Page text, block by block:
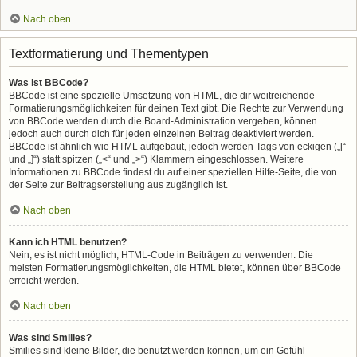
Nach oben
Textformatierung und Thementypen
Was ist BBCode?
BBCode ist eine spezielle Umsetzung von HTML, die dir weitreichende
Formatierungsmöglichkeiten für deinen Text gibt. Die Rechte zur Verwendung
von BBCode werden durch die Board-Administration vergeben, können
jedoch auch durch dich für jeden einzelnen Beitrag deaktiviert werden.
BBCode ist ähnlich wie HTML aufgebaut, jedoch werden Tags von eckigen („[“
und „]“) statt spitzen („<“ und „>“) Klammern eingeschlossen. Weitere
Informationen zu BBCode findest du auf einer speziellen Hilfe-Seite, die von
der Seite zur Beitragserstellung aus zugänglich ist.
Nach oben
Kann ich HTML benutzen?
Nein, es ist nicht möglich, HTML-Code in Beiträgen zu verwenden. Die
meisten Formatierungsmöglichkeiten, die HTML bietet, können über BBCode
erreicht werden.
Nach oben
Was sind Smilies?
Smilies sind kleine Bilder, die benutzt werden können, um ein Gefühl